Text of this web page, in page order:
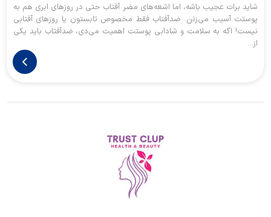
شاید برات عجیب باشه، اما اشعه‌های مضر آفتاب حتی در روزهای ابری هم به
پوستت آسیب می‌زنن. ضدآفتاب فقط مخصوص تابستون یا روزهای آفتابی
نیست! اگه به سلامت و شادابی پوستت اهمیت می‌دی، ضدآفتاب باید یکی
از...